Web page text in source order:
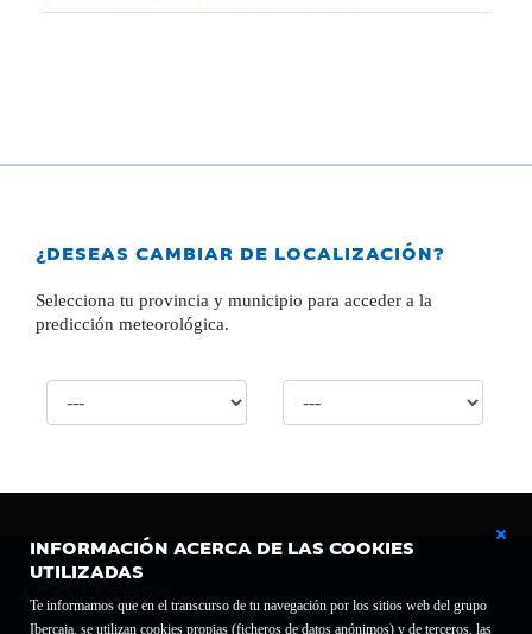
INFORMACIÓN ACERCA DE LAS COOKIES
UTILIZADAS
Te informamos que en el transcurso de tu navegación por los sitios web del grupo
Ibercaja, se utilizan cookies propias (ficheros de datos anónimos) y de terceros, las
¿DESEAS CAMBIAR DE LOCALIZACIÓN?
Selecciona tu provincia y municipio para acceder a la
predicción meteorológica.